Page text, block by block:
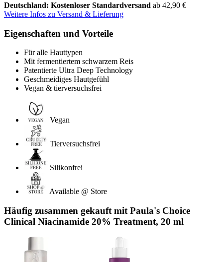
Deutschland: Kostenloser Standardversand ab 42,90 €
Weitere Infos zu Versand & Lieferung
Eigenschaften und Vorteile
Für alle Hauttypen
Mit fermentiertem schwarzem Reis
Patentierte Ultra Deep Technology
Geschmeidiges Hautgefühl
Vegan & tierversuchsfrei
Vegan
Tierversuchsfrei
Silikonfrei
Available @ Store
Häufig zusammen gekauft mit Paula's Choice
Clinical Niacinamide 20% Treatment, 20 ml